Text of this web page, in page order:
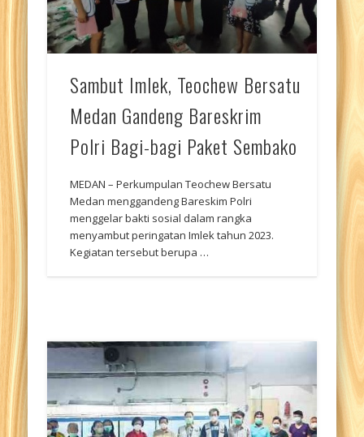
Sambut Imlek, Teochew Bersatu
Medan Gandeng Bareskrim
Polri Bagi-bagi Paket Sembako
MEDAN – Perkumpulan Teochew Bersatu
Medan menggandeng Bareskim Polri
menggelar bakti sosial dalam rangka
menyambut peringatan Imlek tahun 2023.
Kegiatan tersebut berupa …